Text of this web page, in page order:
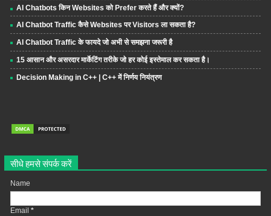
AI Chatbots किन Websites को Prefer करते हैं और क्यों?
AI Chatbot Traffic कैसे Websites पर Visitors ला सकता है?
AI Chatbot Traffic के फायदे जो अभी से समझना जरूरी है
15 आसान और असरदार मार्केटिंग तरीके जो हर कोई इस्तेमाल कर सकता है।
Decision Making in C++ | C++ में निर्णय नियंत्रण
सीधे हमसे संपर्क करें
Name
Email *